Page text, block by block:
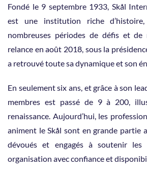
Fondé le 9 septembre 1933, Skål
est une institution riche
nombreuses périodes de défis et de
relance en août 2018, sous la
a retrouvé toute sa dynamique et son
En seulement six ans, et grâce à son
membres est passé de 9 à 200,
renaissance. Aujourd’hui, les
animent le Skål sont en grande partie
dévoués et engagés à soutenir
organisation avec confiance et